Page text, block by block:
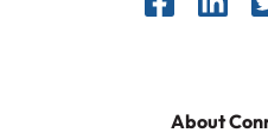
About